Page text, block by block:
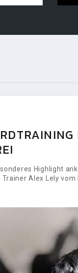
Highlight
Alex Lely vom